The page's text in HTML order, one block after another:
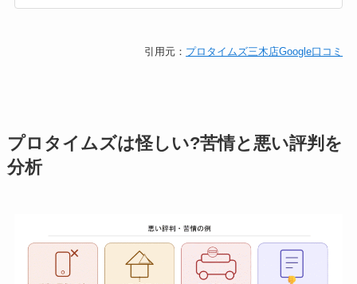
引用元： プロタイムズ三木店Google口コミ
プロタイムズは怪しい?苦情と悪い評判を
分析